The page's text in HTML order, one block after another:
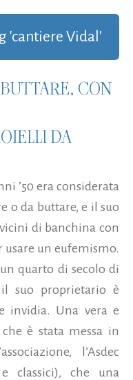
'cantiere Vidal'
CON
DA
’50 era considerata
o da buttare, e il suo
di banchina con
usare un eufemismo.
quarto di secolo di
suo proprietario è
invidia. Una vera e
è stata messa in
l’Asdec
e classici), che una